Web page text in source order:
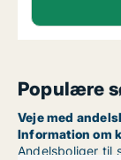
Populære
Veje med
Information om
Andelsboliger til